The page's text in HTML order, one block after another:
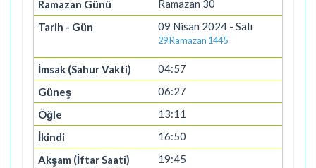
Ramazan 30
09 Nisan 2024 - Salı
29 Ramazan 1445
04:57
06:27
13:11
16:50
19:45